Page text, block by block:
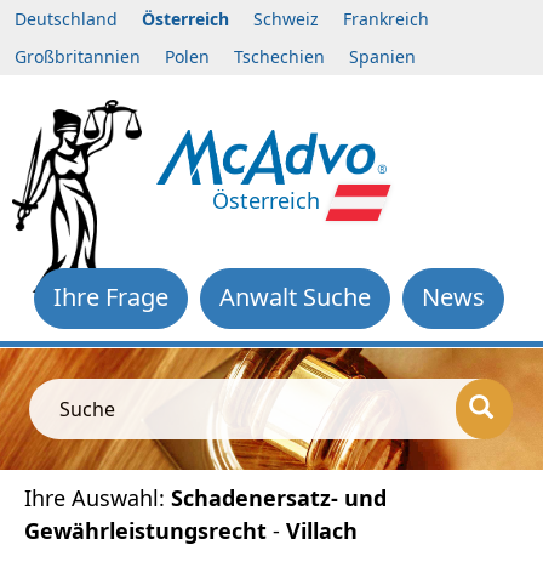
Deutschland Österreich Schweiz
Frankreich
Großbritannien
Polen Tschechien Spanien
Österreich
News
Anwalt Suche
Ihre Frage
Suche
Ihre Auswahl: Schadenersatz- und
Gewährleistungsrecht - Villach